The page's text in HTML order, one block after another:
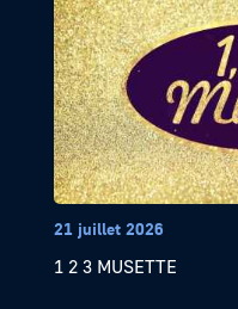
21 juillet 2026
1 2 3 MUSETTE